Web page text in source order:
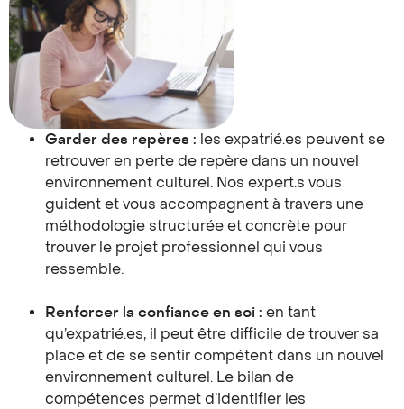
Garder des repères : les expatrié.es peuvent se
retrouver en perte de repère dans un nouvel
environnement culturel. Nos expert.s vous
guident et vous accompagnent à travers une
méthodologie structurée et concrète pour
trouver le projet professionnel qui vous
ressemble.
Renforcer la confiance en soi : en tant
qu’expatrié.es, il peut être difficile de trouver sa
place et de se sentir compétent dans un nouvel
environnement culturel. Le bilan de
compétences permet d’identifier les